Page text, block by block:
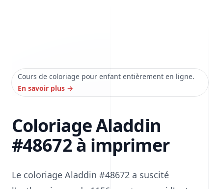
Cours de coloriage pour enfant entièrement en ligne.
En savoir plus →
Coloriage Aladdin
#48672 à imprimer
Le coloriage Aladdin #48672 a suscité